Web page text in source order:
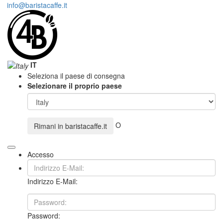
info@baristacaffe.it
IT
Seleziona il paese di consegna
Selezionare il proprio paese
Rimani in baristacaffe.it O
Accesso
Indirizzo E-Mail:
Password: